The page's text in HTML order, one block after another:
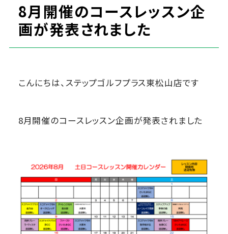
8月開催のコースレッスン企
画が発表されました
こんにちは、ステップゴルフプラス東松山店です
8月開催のコースレッスン企画が発表されました